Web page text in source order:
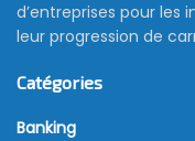
d’entreprises pour
leur progression de
Catégories
Banking